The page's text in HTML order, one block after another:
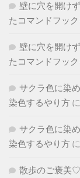
壁に穴を開け
たコマンドフッ
壁に穴を開け
たコマンドフッ
サクラ色に染
染色するやり方 に
サクラ色に染
染色するやり方 に
散歩のご褒美